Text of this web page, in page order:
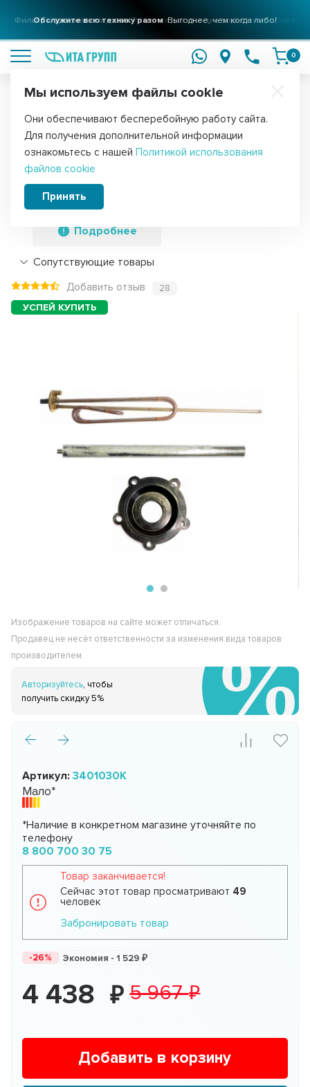
Фильтры для вашего домаРешения для очистки воды подробнее
0
Главная Запчасти для водонагревателей ТЭНы для
Комплект ТЭН 2,5кВт (2500Вт) RCF
для водонагревателя Thermex +
прокладка + анод, 3401030K
Подробнее
Сопутствующие товары
Добавить отзыв 28
Изображение товаров на сайте может отличаться.
Продавец не несёт ответственности за изменения вида товаров
производителем.
Авторизуйтесь, чтобы
получить скидку 5%
Артикул:3401030K
Мало*
*Наличие в конкретном магазине уточняйте по
телефону
8 800 700 30 75
Товар заканчивается!
Сейчас этот товар просматривают 49
человек
Забронировать товар
-26% Экономия -1 529
4 438 5 967
Добавить в корзину
Мы используем файлы cookie
Они обеспечивают бесперебойную работу сайта.
Для получения дополнительной информации
ознакомьтесь с нашей Политикой использования
файлов cookie
Принять